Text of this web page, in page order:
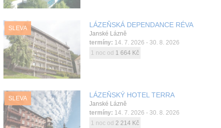
SLEVA LÁZEŇSKÁ DEPENDANCE RÉVA
Janské Lázně
termíny: 14. 7. 2026 - 30. 8. 2026
1 noc od 1 664 Kč
SLEVA LÁZEŇSKÝ HOTEL TERRA
Janské Lázně
termíny: 14. 7. 2026 - 30. 8. 2026
1 noc od 2 214 Kč